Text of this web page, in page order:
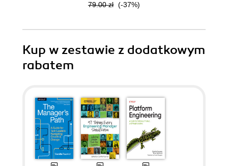
79.00 zł (-37%)
Kup w zestawie z dodatkowym
rabatem